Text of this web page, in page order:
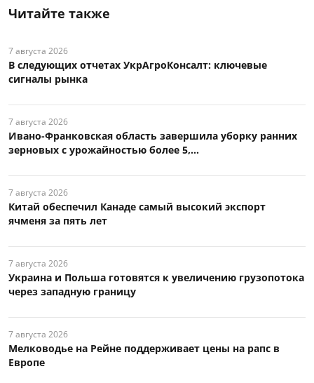
Читайте также
7 августа 2026
В следующих отчетах УкрАгроКонсалт: ключевые
сигналы рынка
7 августа 2026
Ивано-Франковская область завершила уборку ранних
зерновых с урожайностью более 5,...
7 августа 2026
Китай обеспечил Канаде самый высокий экспорт
ячменя за пять лет
7 августа 2026
Украина и Польша готовятся к увеличению грузопотока
через западную границу
7 августа 2026
Мелководье на Рейне поддерживает цены на рапс в
Европе